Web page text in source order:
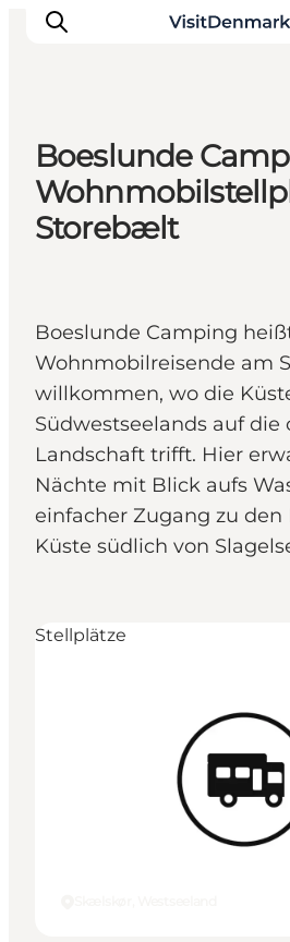
Inspiration
Regionen
Erlebnisse
Boeslunde
Storebælt
Boeslunde Camping
Wohnmobilreisende am
willkommen, wo die
Südwestseelands auf die
Landschaft trifft. Hier
Nächte mit Blick aufs
einfacher Zugang zu den
Küste südlich von
Stellplätze